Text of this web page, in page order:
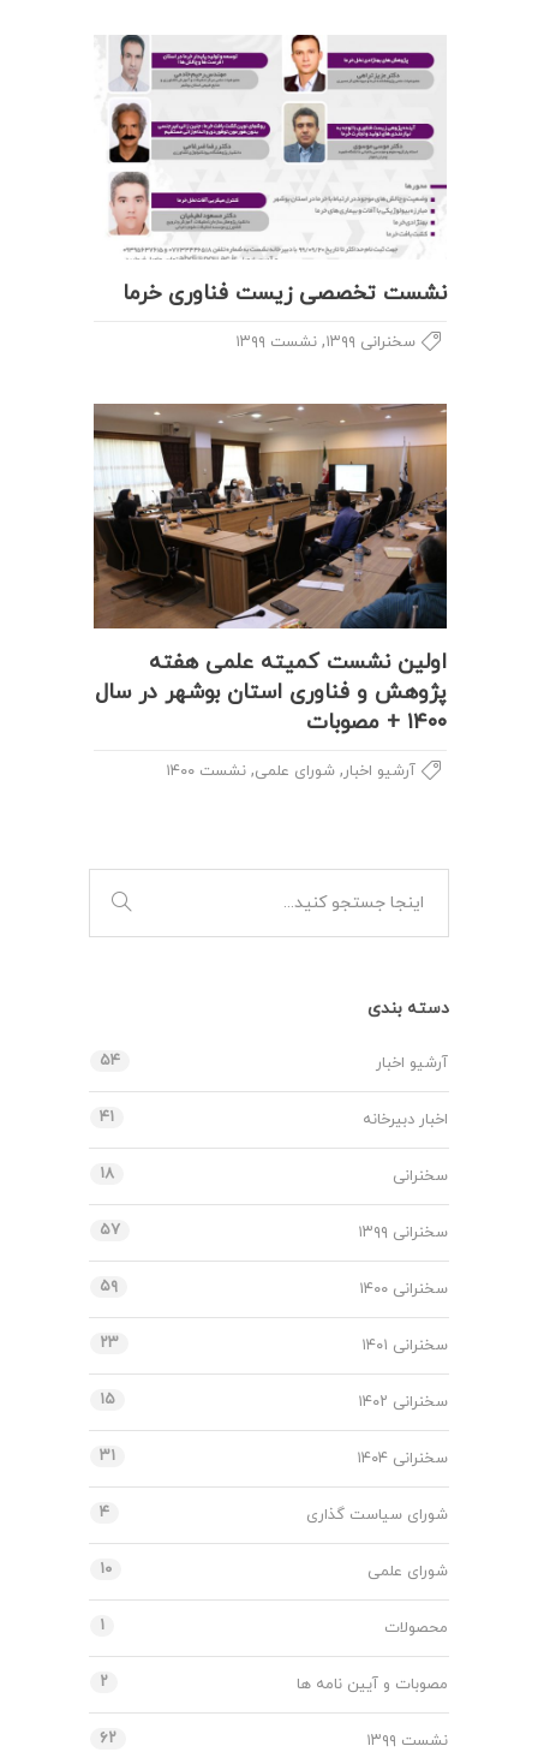
نشست تخصصی زیست فناوری خرما
سخنرانی ۱۳۹۹ , نشست ۱۳۹۹
اولین نشست کمیته علمی هفته
پژوهش و فناوری استان بوشهر در سال
۱۴۰۰ + مصوبات
آرشیو اخبار, شورای علمی, نشست ۱۴۰۰
دسته بندی
آرشیو اخبار ۵۴
اخبار دبیرخانه ۴۱
سخنرانی ۱۸
سخنرانی ۱۳۹۹ ۵۷
سخنرانی ۱۴۰۰ ۵۹
سخنرانی ۱۴۰۱ ۲۳
سخنرانی ۱۴۰۲ ۱۵
سخنرانی ۱۴۰۴ ۳۱
شورای سیاست گذاری ۴
شورای علمی ۱۰
محصولات ۱
مصوبات و آیین نامه ها ۲
نشست ۱۳۹۹ ۶۲